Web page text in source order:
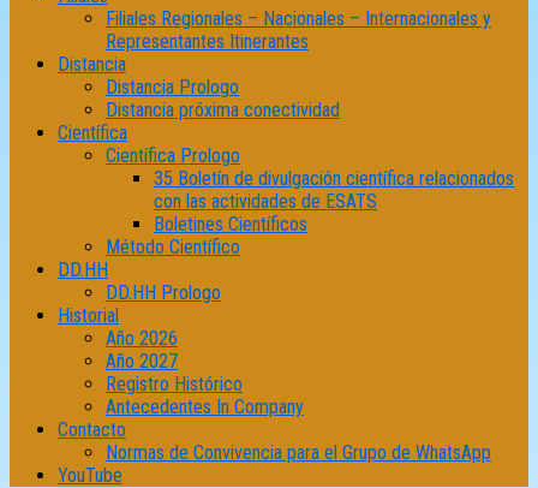
Filiales Regionales – Nacionales – Internacionales y
Representantes Itinerantes
Distancia
Distancia Prologo
Distancia próxima conectividad
Científica
Científica Prologo
35 Boletín de divulgación científica relacionados
con las actividades de ESATS
Boletines Científicos
Método Científico
DD.HH
DD.HH Prologo
Historial
Año 2026
Año 2027
Registro Histórico
Antecedentes In Company
Contacto
Normas de Convivencia para el Grupo de WhatsApp
YouTube